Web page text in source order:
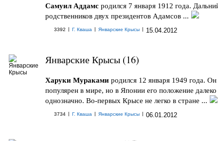
Самуил Аддамс родился 7 января 1912 года.
родственников двух президентов Адамсов ...
3392 | Г. Кваша | Январские Крысы | 15.04.2012
Январские Крысы (16)
Харуки Мураками родился 12 января 1949 года. Он
популярен в мире, но в Японии его положение далеко
однозначно. Во-первых Крысе не легко в стране ...
3734 | Г. Кваша | Январские Крысы | 06.01.2012